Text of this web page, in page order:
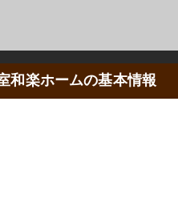
和楽ホームの基本情報